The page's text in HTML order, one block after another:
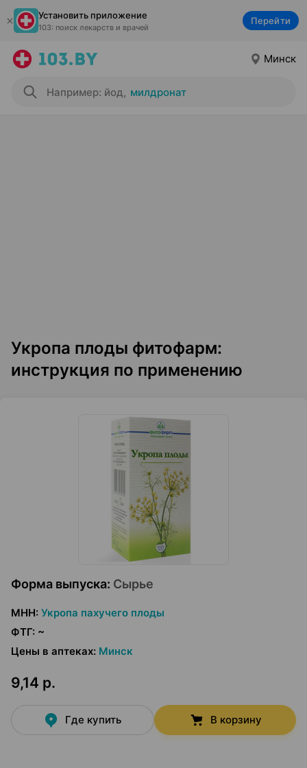
Установить приложение
103: поиск лекарств и врачей
Перейти
Минск
Например: йод, милдронат
Укропа плоды фитофарм:
инструкция по применению
Форма выпуска: Сырье
МНН: Укропа пахучего плоды
ФТГ: ~
Цены в аптеках: Минск
9,14 р.
Где купить В корзину